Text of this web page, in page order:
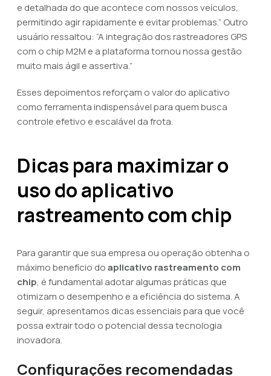
e detalhada do que acontece com nossos veículos,
permitindo agir rapidamente e evitar problemas.” Outro
usuário ressaltou: “A integração dos rastreadores GPS
com o chip M2M e a plataforma tornou nossa gestão
muito mais ágil e assertiva.”
Esses depoimentos reforçam o valor do aplicativo
como ferramenta indispensável para quem busca
controle efetivo e escalável da frota.
Dicas para maximizar o
uso do aplicativo
rastreamento com chip
Para garantir que sua empresa ou operação obtenha o
máximo benefício doaplicativo rastreamento com
chip, é fundamental adotar algumas práticas que
otimizam o desempenho e a eficiência do sistema. A
seguir, apresentamos dicas essenciais para que você
possa extrair todo o potencial dessa tecnologia
inovadora.
Configurações recomendadas